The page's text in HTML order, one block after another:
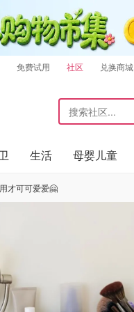
免费试用 社区 兑换商城
生活 母婴儿童
才可可爱爱🤗